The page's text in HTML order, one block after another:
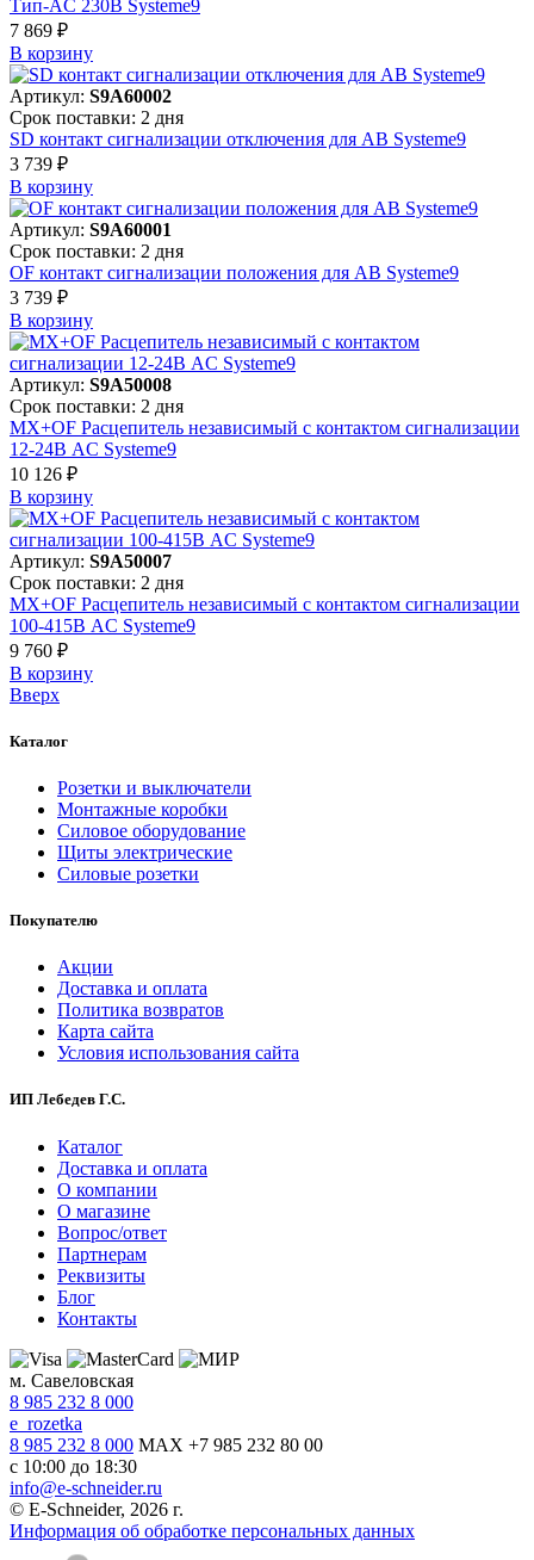
Тип-AC 230В Systeme9
7 869 ₽
В корзинy
Артикул: S9A60002
Срок поставки: 2 дня
SD контакт сигнализации отключения для АВ Systeme9
3 739 ₽
В корзинy
Артикул: S9A60001
Срок поставки: 2 дня
OF контакт сигнализации положения для АВ Systeme9
3 739 ₽
В корзинy
Артикул: S9A50008
Срок поставки: 2 дня
MX+OF Расцепитель независимый с контактом сигнализации
12-24В AC Systeme9
10 126 ₽
В корзинy
Артикул: S9A50007
Срок поставки: 2 дня
MX+OF Расцепитель независимый с контактом сигнализации
100-415В AC Systeme9
9 760 ₽
В корзинy
Вверх
Каталог
Розетки и выключатели
Монтажные коробки
Силовое оборудование
Щиты электрические
Силовые розетки
Покупателю
Акции
Доставка и оплата
Политика возвратов
Карта сайта
Условия использования сайта
ИП Лебедев Г.С.
Каталог
Доставка и оплата
О компании
О магазине
Вопрос/ответ
Партнерам
Реквизиты
Блог
Контакты
м. Савеловская
8 985 232 8 000
e_rozetka
8 985 232 8 000 MAX +7 985 232 80 00
с 10:00 до 18:30
info@e-schneider.ru
© E-Schneider, 2026 г.
Информация об обработке персональных данных